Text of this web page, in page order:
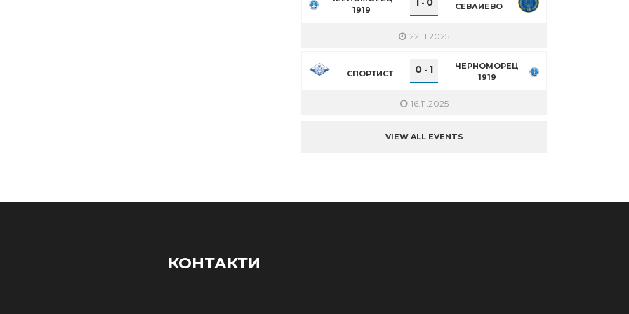
1919
- СЕВЛИЕВО
22.11.2025
СПОРТИСТ 0 - 1
ЧЕРНОМОРЕЦ
1919
16.11.2025
VIEW ALL EVENTS
КОНТАКТИ